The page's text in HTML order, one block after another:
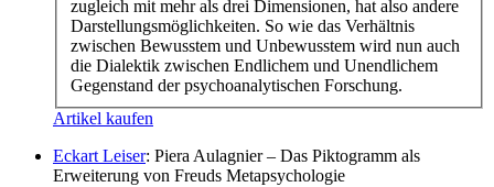
zugleich mit mehr als drei Dimensionen, hat also andere
Darstellungsmöglichkeiten. So wie das Verhältnis
zwischen Bewusstem und Unbewusstem wird nun auch
die Dialektik zwischen Endlichem und Unendlichem
Gegenstand der psychoanalytischen Forschung.
Artikel kaufen
Eckart Leiser: Piera Aulagnier – Das Piktogramm als
Erweiterung von Freuds Metapsychologie